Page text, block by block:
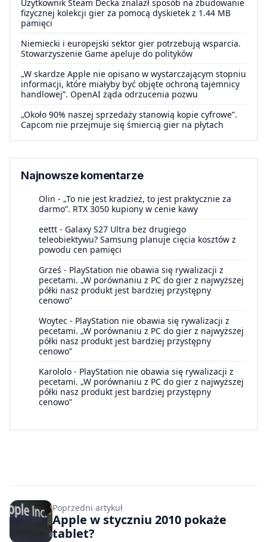
Użytkownik Steam Decka znalazł sposób na zbudowanie
fizycznej kolekcji gier za pomocą dyskietek z 1.44 MB
pamięci
Niemiecki i europejski sektor gier potrzebują wsparcia.
Stowarzyszenie Game apeluje do polityków
„W skardze Apple nie opisano w wystarczającym stopniu
informacji, które miałyby być objęte ochroną tajemnicy
handlowej”. OpenAI żąda odrzucenia pozwu
„Około 90% naszej sprzedaży stanowią kopie cyfrowe”.
Capcom nie przejmuje się śmiercią gier na płytach
Najnowsze komentarze
Olin - „To nie jest kradzież, to jest praktycznie za
darmo”. RTX 3050 kupiony w cenie kawy
eettt - Galaxy S27 Ultra bez drugiego
teleobiektywu? Samsung planuje cięcia kosztów z
powodu cen pamięci
Grześ - PlayStation nie obawia się rywalizacji z
pecetami. „W porównaniu z PC do gier z najwyższej
półki nasz produkt jest bardziej przystępny
cenowo”
Woytec - PlayStation nie obawia się rywalizacji z
pecetami. „W porównaniu z PC do gier z najwyższej
półki nasz produkt jest bardziej przystępny
cenowo”
Karololo - PlayStation nie obawia się rywalizacji z
pecetami. „W porównaniu z PC do gier z najwyższej
półki nasz produkt jest bardziej przystępny
cenowo”
Poprzedni artykuł
Apple w styczniu 2010 pokaże
tablet?